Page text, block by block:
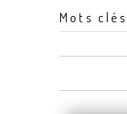
Mots
clés
...